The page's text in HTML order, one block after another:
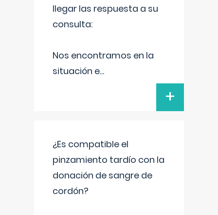
llegar las respuesta a su
consulta:
Nos encontramos en la
situación e...
+
¿Es compatible el
pinzamiento tardío con la
donación de sangre de
cordón?